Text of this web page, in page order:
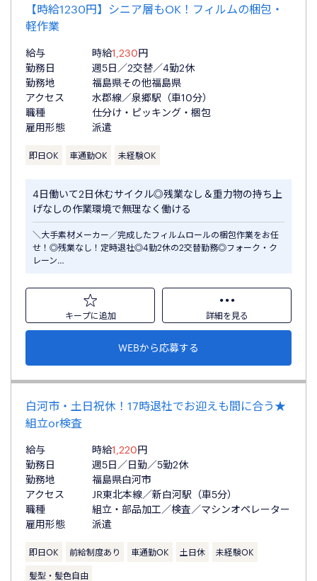
【時給1230円】シニア層もOK！フィルムの梱包・
軽作業
給与 時給1,230円
勤務日
週5日／2交替／4勤2休
勤務地
福島県その他福島県
アクセス
水郡線／泉郷駅（車10分）
職種
仕分け・ピッキング・梱包
雇用形態
派遣
即日OK 車通勤OK 未経験OK
4日働いて2日休むサイクル◎残業なし＆重力物の持ち上
げなしの作業環境で無理なく働ける
＼大手素材メーカー／完成したフィルムロールの梱包作業をお任
せ！◎残業なし！定時退社◎4勤2休の2交替勤務◎フォーク・ク
レーン…
キープに追加 詳細を見る
WEBから応募する
白河市・土日祝休！17時退社でお迎えも間に合う★
組立or検査
給与 時給1,220円
勤務日
週5日／日勤／5勤2休
勤務地
福島県白河市
アクセス
JR東北本線／新白河駅（車5分）
職種
組立・部品加工／検査／マシンオペレーター
雇用形態
派遣
即日OK 前給制度あり 車通勤OK 土日休 未経験OK
髪型・髪色自由